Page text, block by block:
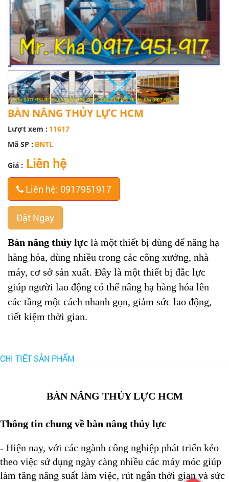
BÀN NÂNG THỦY LỰC HCM
Lượt xem : 11617
Mã SP : BNTL
Giá : Liên hệ
Liên hệ: 0917951917
Đặt Ngay
Bàn nâng thủy lực là một thiết bị dùng để nâng hạ
hàng hóa, dùng nhiều trong các công xưởng, nhà
máy, cơ sở sản xuất. Đây là một thiết bị đắc lực
giúp người lao động có thể nâng hạ hàng hóa lên
các tầng một cách nhanh gọn, giảm sức lao động,
tiết kiệm thời gian.
CHI TIẾT SẢN PHẨM
BÀN NÂNG THỦY LỰC HCM
Thông tin chung về bàn nâng thủy lực
- Hiện nay, với các ngành công nghiệp phát triển kéo
theo việc sử dụng ngày càng nhiều các máy móc giúp
làm tăng năng suất làm việc, rút ngắn thời gian và sức